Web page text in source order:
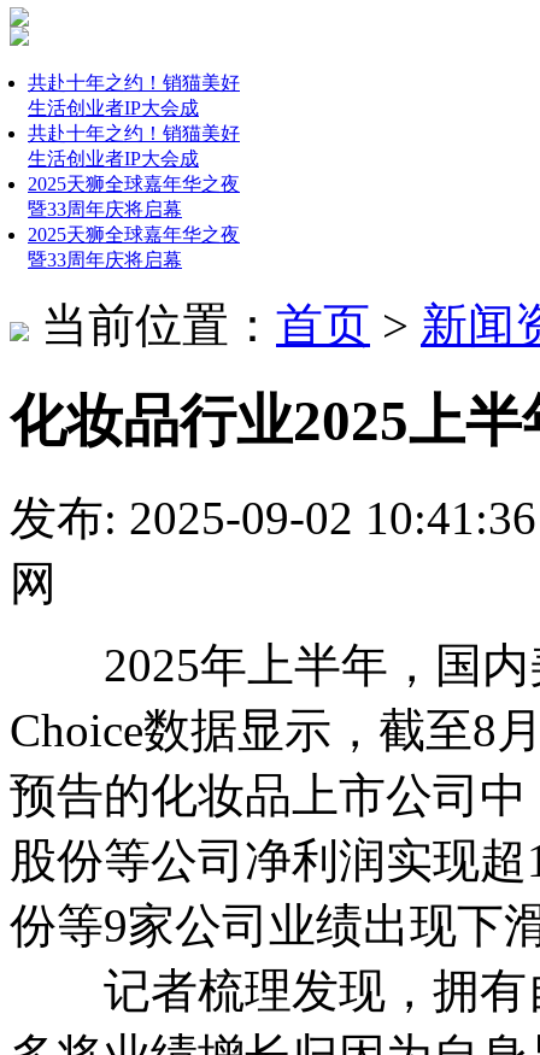
共赴十年之约！销猫美好
生活创业者IP大会成
共赴十年之约！销猫美好
生活创业者IP大会成
2025天狮全球嘉年华之夜
暨33周年庆将启幕
2025天狮全球嘉年华之夜
暨33周年庆将启幕
当前位置： 首页 > 新闻
化妆品行业2025上
发布: 2025-09-02
网
2025年上半年，国内
Choice数据显示，截至8
预告的化妆品上市公司
股份等公司净利润实现
份等9家公司业绩出现下
记者梳理发现，拥有